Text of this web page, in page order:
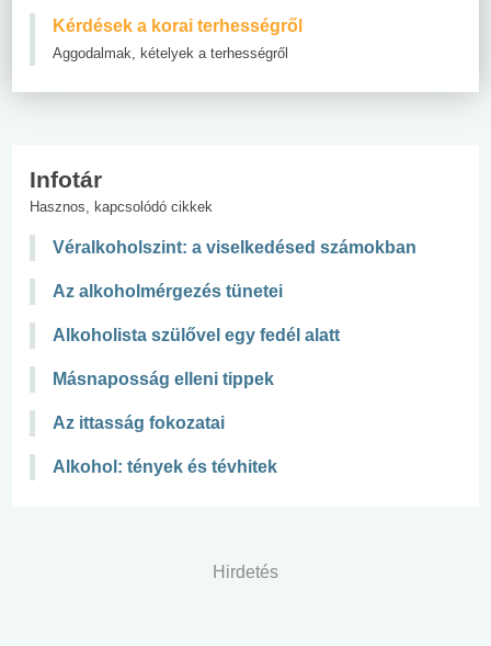
Kérdések a korai terhességről
Aggodalmak, kételyek a terhességről
Infotár
Hasznos, kapcsolódó cikkek
Véralkoholszint: a viselkedésed számokban
Az alkoholmérgezés tünetei
Alkoholista szülővel egy fedél alatt
Másnaposság elleni tippek
Az ittasság fokozatai
Alkohol: tények és tévhitek
Hirdetés